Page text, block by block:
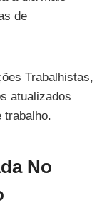
de
Trabalhistas,
atualizados
trabalho.
No